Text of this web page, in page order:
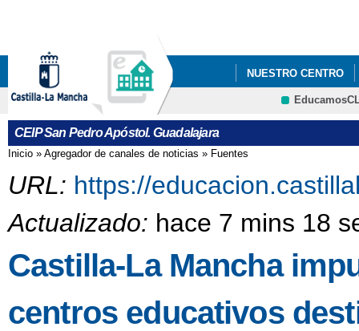
NUESTRO CENTRO
CEIP San Pedro Apóstol. Guadalajara
Se encuentra usted aquí
Inicio » Agregador de canales de noticias » Fuentes
URL: https://
Actualizado: hace 7 mins 18
Castilla-La Mancha
centros educativos